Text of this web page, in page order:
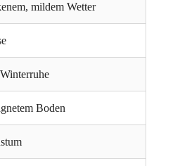
mildem Wetter
Boden